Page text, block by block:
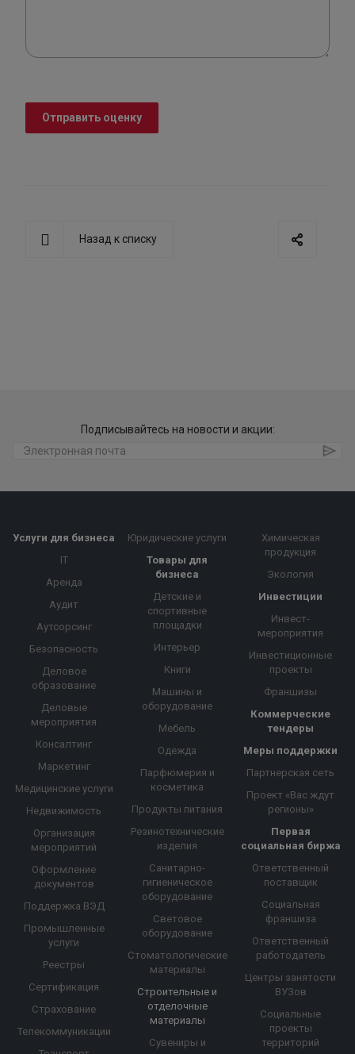
Отправить оценку
Назад к списку
Подписывайтесь на новости и акции:
Услуги для бизнеса
IT
Аренда
Аудит
Аутсорсинг
Безопасность
Деловое
образование
Деловые
мероприятия
Консалтинг
Маркетинг
Медицинские услуги
Недвижимость
Организация
мероприятий
Оформление
документов
Поддержка ВЭД
Промышленные
услуги
Реестры
Сертификация
Страхование
Телекоммуникации
Юридические услуги
Товары для
бизнеса
Детские и
спортивные
площадки
Интерьер
Книги
Машины и
оборудование
Мебель
Одежда
Парфюмерия и
косметика
Продукты питания
Резинотехнические
изделия
Санитарно-
гигиеническое
оборудование
Световое
оборудование
Стоматологические
материалы
Строительные и
отделочные
материалы
Сувениры и
Химическая
продукция
Экология
Инвестиции
Инвест-
мероприятия
Инвестиционные
проекты
Франшизы
Коммерческие
тендеры
Меры поддержки
Партнерская сеть
Проект «Вас ждут
регионы»
Первая
социальная биржа
Ответственный
поставщик
Социальная
франшиза
Ответственный
работодатель
Центры занятости
ВУЗов
Социальные
проекты
территорий